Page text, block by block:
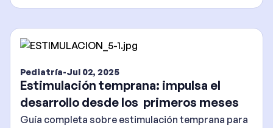
Pediatría-Jul 02, 2025
Estimulación temprana: impulsa el
desarrollo desde los primeros meses
Guía completa sobre estimulación temprana para